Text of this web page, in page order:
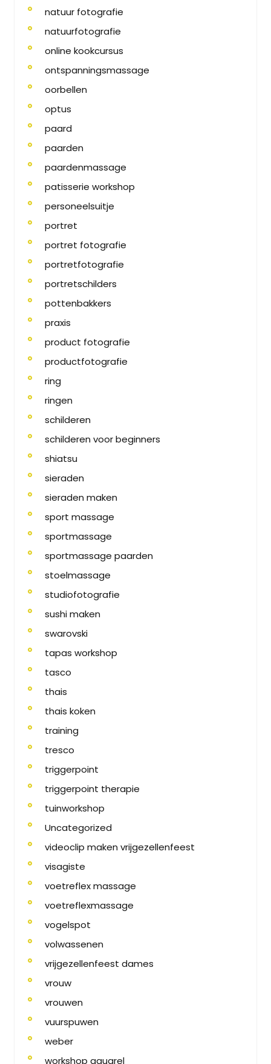
natuur fotografie
natuurfotografie
online kookcursus
ontspanningsmassage
oorbellen
optus
paard
paarden
paardenmassage
patisserie workshop
personeelsuitje
portret
portret fotografie
portretfotografie
portretschilders
pottenbakkers
praxis
product fotografie
productfotografie
ring
ringen
schilderen
schilderen voor beginners
shiatsu
sieraden
sieraden maken
sport massage
sportmassage
sportmassage paarden
stoelmassage
studiofotografie
sushi maken
swarovski
tapas workshop
tasco
thais
thais koken
training
tresco
triggerpoint
triggerpoint therapie
tuinworkshop
Uncategorized
videoclip maken vrijgezellenfeest
visagiste
voetreflex massage
voetreflexmassage
vogelspot
volwassenen
vrijgezellenfeest dames
vrouw
vrouwen
vuurspuwen
weber
workshop aquarel